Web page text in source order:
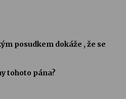
posudkem dokáže , že se
tohoto pána?